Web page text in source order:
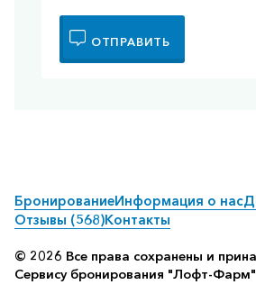
ОТПРАВИТЬ
БронированиеИнформация о нас
Отзывы (568)Контакты
© 2026 Все права сохранены и
Сервису бронирования "Лофт-Фарм"